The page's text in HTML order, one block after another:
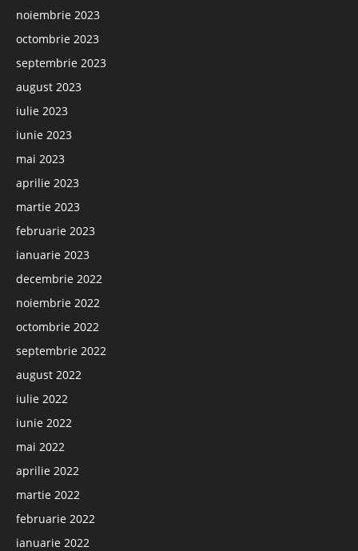
noiembrie 2023
octombrie 2023
septembrie 2023
august 2023
iulie 2023
iunie 2023
mai 2023
aprilie 2023
martie 2023
februarie 2023
ianuarie 2023
decembrie 2022
noiembrie 2022
octombrie 2022
septembrie 2022
august 2022
iulie 2022
iunie 2022
mai 2022
aprilie 2022
martie 2022
februarie 2022
ianuarie 2022